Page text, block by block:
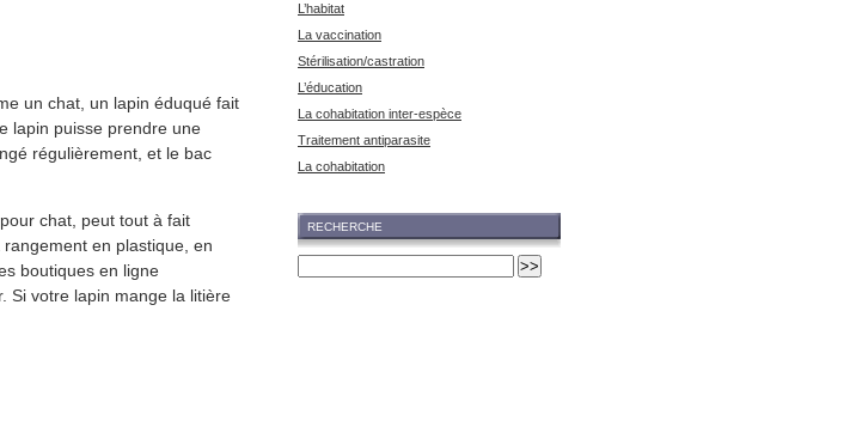
L’habitat
La vaccination
Stérilisation/castration
L’éducation
La cohabitation inter-espèce
Traitement antiparasite
La cohabitation
RECHERCHE
un chat, un lapin éduqué fait
lapin puisse prendre une
régulièrement, et le bac
chat, peut tout à fait
en plastique, en
boutiques en ligne
Si votre lapin mange la litière